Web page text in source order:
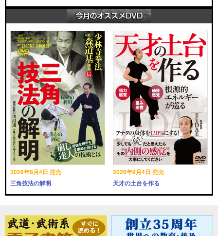
2026年8月4日 発売
三角技法の解明
2026年8月4日 発売
天才の土台を作る